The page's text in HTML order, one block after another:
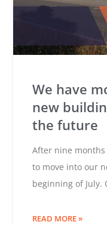
We have
new
the future
After nine
to move into our
beginning of July.
READ MORE